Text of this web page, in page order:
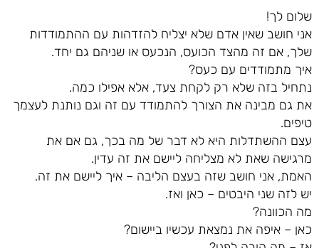
שלום לך!
אני חושב שאין אדם שלא יצליח להזדהות עם ההתמודדות
שלך, אם זה מהצד הכועס, הנכעס או שניהם גם יחד.
איך מתמודדים עם כעס?
נתחיל בזה שלא רק לקחת צעד, אלא אפילו כמה.
את גם מבינה את הצורך להתמודד עם זה וגם נותנת לעצמך
טיפים.
עצם ההשתדלות היא לא דבר של מה בכך, גם אם את
מרגישה שאת לא מצליחה ליישם את זה עדין.
האמת, אני חושב שזה בעצם הליבה – איך ליישם את זה.
יש לזה שני היבטים – כאן ואז.
מה הכוונה?
כאן – איפה את נמצאת עכשיו ביישום?